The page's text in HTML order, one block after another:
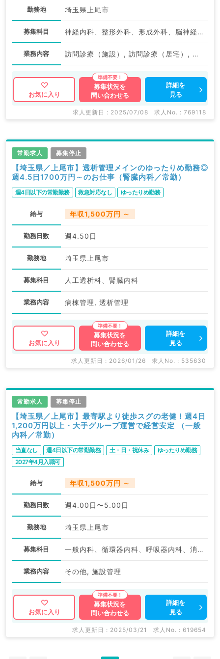
勤務地 埼玉県上尾市
募集科目 神経内科、整形外科、形成外科、脳神経外科、呼吸器外科、心臓血管外科、泌尿器科、一般内科、循環器内科、呼吸器内科、消化器内科、内分泌・代謝内科、腎臓内科、老年内科、血液内科、外科系全般、一般外科、消化器外科、乳腺外科、膠原病科、大腸・肛門外科
業務内容 訪問診療（施設）, 訪問診療（居宅）, その他
お気に入り
募集状況を
問い合わせる
詳細を
見る
求人更新日 : 2025/07/08 求人No. : 769118
常勤求人 募集停止
【埼玉県／上尾市】透析管理メインのゆったりめ勤務◎
週4.5日1700万円～のお仕事（腎臓内科／常勤）
週4日以下の常勤勤務 救急対応なし ゆったりめ勤務
給与 年収1,500万円 ～
勤務日数 週4.50日
勤務地 埼玉県上尾市
募集科目 人工透析科、腎臓内科
業務内容 病棟管理, 透析管理
お気に入り
募集状況を
問い合わせる
詳細を
見る
求人更新日 : 2026/01/26 求人No. : 535630
常勤求人 募集停止
【埼玉県／上尾市】最寄駅より徒歩スグの老健！週4日
1,200万円以上・大手グループ運営で経営安定 （一般
内科／常勤）
当直なし 週4日以下の常勤勤務 土・日・祝休み
ゆったりめ勤務
2027年4月入職可
給与 年収1,500万円 ～
勤務日数 週4.00日〜5.00日
勤務地 埼玉県上尾市
募集科目 一般内科、循環器内科、呼吸器内科、消化器内科、内分泌・代謝内科、腎臓内科、老年内科、外科系全般、一般外科
業務内容 その他, 施設管理
お気に入り
募集状況を
問い合わせる
詳細を
見る
求人更新日 : 2025/03/21 求人No. : 619654